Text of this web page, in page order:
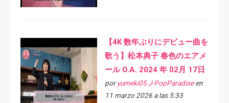
【4K 数年ぶりにデビュー曲を
歌う】松本典子 春色のエアメ
ール O.A. 2024 年 02月 17日
por yumeki05 J-PopParadiseen
11 marzo 2026 a las 5:33